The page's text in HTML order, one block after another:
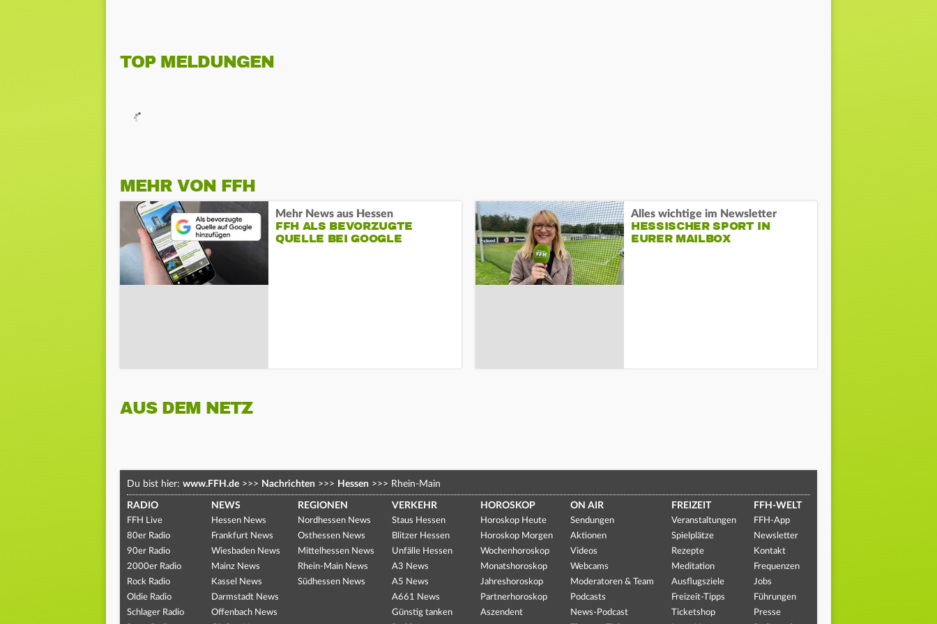
TOP MELDUNGEN
MEHR VON FFH
Mehr News aus Hessen
FFH ALS BEVORZUGTE
QUELLE BEI GOOGLE
Alles wichtige im Newsletter
HESSISCHER SPORT IN
EURER MAILBOX
AUS DEM NETZ
Du bist hier: www.FFH.de >>> Nachrichten >>> Hessen >>> Rhein-Main
RADIO
FFH Live
80er Radio
90er Radio
2000er Radio
Rock Radio
Oldie Radio
Schlager Radio
NEWS
Hessen News
Frankfurt News
Wiesbaden News
Mainz News
Kassel News
Darmstadt News
Offenbach News
REGIONEN
Nordhessen News
Osthessen News
Mittelhessen News
Rhein-Main News
Südhessen News
VERKEHR
Staus Hessen
Blitzer Hessen
Unfälle Hessen
A3 News
A5 News
A661 News
Günstig tanken
HOROSKOP
Horoskop Heute
Horoskop Morgen
Wochenhoroskop
Monatshoroskop
Jahreshoroskop
Partnerhoroskop
Aszendent
ON AIR
Sendungen
Aktionen
Videos
Webcams
Moderatoren & Team
Podcasts
News-Podcast
FREIZEIT
Veranstaltungen
Spielplätze
Rezepte
Meditation
Ausflugsziele
Freizeit-Tipps
Ticketshop
FFH-WELT
FFH-App
Newsletter
Kontakt
Frequenzen
Jobs
Führungen
Presse